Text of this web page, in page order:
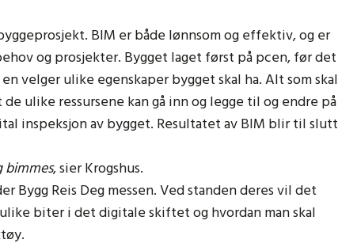
BIM er både lønnsom og effektiv, og er
og prosjekter. Bygget laget først på pcen, før det
velger ulike egenskaper bygget skal ha. Alt som skal
ulike ressursene kan gå inn og legge til og endre på
inspeksjon av bygget. Resultatet av BIM blir til slutt
bimmes, sier Krogshus.
Bygg Reis Deg messen. Ved standen deres vil det
biter i det digitale skiftet og hvordan man skal